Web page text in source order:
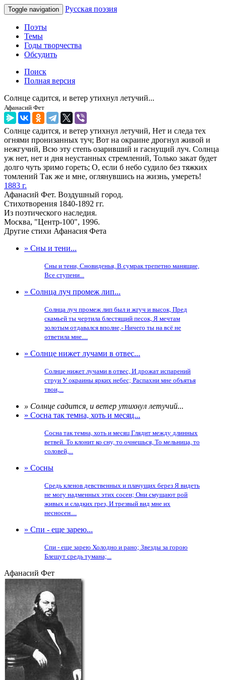
Toggle navigation Русская поэзия
Поэты
Темы
Годы творчества
Обсудить
Поиск
Полная версия
Солнце садится, и ветер утихнул летучий...
Афанасий Фет
Солнце садится, и ветер утихнул летучий, Нет и следа тех
огнями пронизанных туч; Вот на окраине дрогнул живой и
нежгучий, Всю эту степь озаривший и гаснущий луч. Солнца
уж нет, нет и дня неустанных стремлений, Только закат будет
долго чуть зримо гореть; О, если б небо судило без тяжких
томлений Так же и мне, оглянувшись на жизнь, умереть!
1883 г.
Афанасий Фет. Воздушный город.
Стихотворения 1840-1892 гг.
Из поэтического наследия.
Москва, "Центр-100", 1996.
Другие стихи Афанасия Фета
» Сны и тени...
Сны и тени, Сновиденья, В сумрак трепетно манящие,
Все ступени...
» Солнца луч промеж лип...
Солнца луч промеж лип был и жгуч и высок, Пред
скамьей ты чертила блестящий песок, Я мечтам
золотым отдавался вполне,- Ничего ты на всё не
ответила мне....
» Солнце нижет лучами в отвес...
Солнце нижет лучами в отвес, И дрожат испарений
струи У окраины ярких небес; Распахни мне объятья
твои,...
» Солнце садится, и ветер утихнул летучий...
» Сосна так темна, хоть и месяц...
Сосна так темна, хоть и месяц Глядит между длинных
ветвей. То клонит ко сну, то очнешься, То мельница, то
соловей,...
» Сосны
Средь кленов девственных и плачущих берез Я видеть
не могу надменных этих сосен; Они смущают рой
живых и сладких грез, И трезвый вид мне их
несносен....
» Спи - еще зарею...
Спи - еще зарею Холодно и рано; Звезды за горою
Блещут средь тумана;...
Афанасий Фет